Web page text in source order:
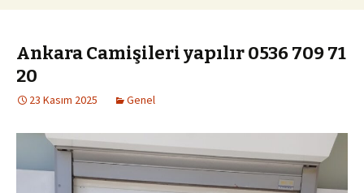
Ankara Camişileri yapılır 0536 709 71
20
23 Kasım 2025 Genel